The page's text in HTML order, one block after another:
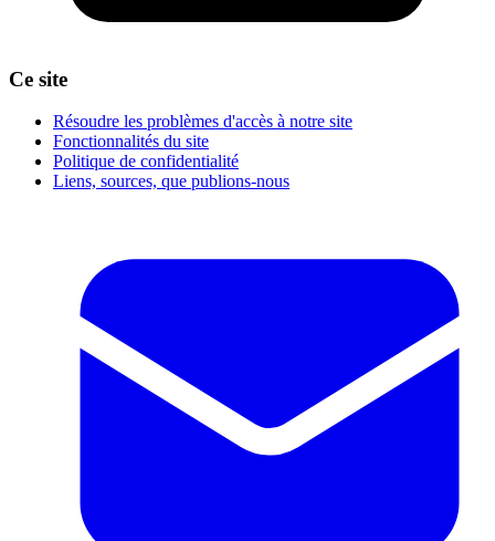
Ce site
Résoudre les problèmes d'accès à notre site
Fonctionnalités du site
Politique de confidentialité
Liens, sources, que publions-nous